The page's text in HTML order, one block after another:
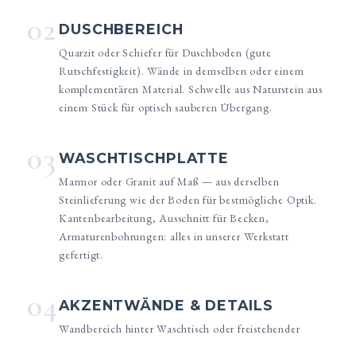
02 DUSCHBEREICH
Quarzit oder Schiefer für Duschboden (gute
Rutschfestigkeit). Wände in demselben oder einem
komplementären Material. Schwelle aus Naturstein aus
einem Stück für optisch sauberen Übergang.
03 WASCHTISCHPLATTE
Marmor oder Granit auf Maß — aus derselben
Steinlieferung wie der Boden für bestmögliche Optik.
Kantenbearbeitung, Ausschnitt für Becken,
Armaturenbohrungen: alles in unserer Werkstatt
gefertigt.
04AKZENTWÄNDE & DETAILS
Wandbereich hinter Waschtisch oder freistehender